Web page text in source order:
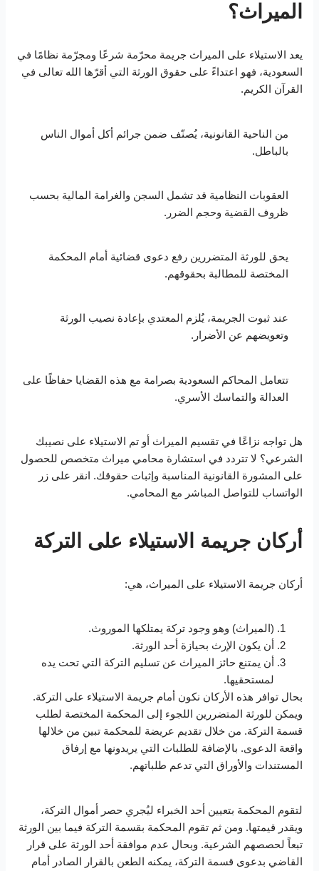
الميراث؟
يعد الاستيلاء على الميراث جريمة محرّمة شرعًا ومجرّمة نظامًا في
السعودية، فهو اعتداءً على حقوق الورثة التي أقرّها الله تعالى في
القرآن الكريم.
من الناحية القانونية، يُصنّف ضمن جرائم أكل أموال الناس
بالباطل.
العقوبات النظامية قد تشمل السجن والغرامة المالية بحسب
ظروف القضية وحجم الضرر.
يحق للورثة المتضررين رفع دعوى قضائية أمام المحكمة
المختصة للمطالبة بحقوقهم.
عند ثبوت الجريمة، يُلزم المعتدي بإعادة نصيب الورثة
وتعويضهم عن الأضرار.
تتعامل المحاكم السعودية بصرامة مع هذه القضايا حفاظًا على
العدالة والتماسك الأسري.
هل تواجه نزاعًا في تقسيم الميراث أو تم الاستيلاء على نصيبك
الشرعي؟ لا تتردد في استشارة محامي ميراث متخصص للحصول
على المشورة القانونية المناسبة وإثبات حقوقك. انقر على زر
الواتساب للتواصل المباشر مع المحامي.
أركان جريمة الاستيلاء على التركة
أركان جريمة الاستيلاء على الميراث، هي:
(الميراث) وهو وجود تركة يمتلكها الموروث.
أن يكون الإرث بحيازة أحد الورثة.
أن يمتنع حائز الميراث عن تسليم التركة التي تحت يده
لمستحقيها.
بحال توافر هذه الأركان نكون أمام جريمة الاستيلاء على التركة.
ويمكن للورثة المتضررين اللجوء إلى المحكمة المختصة لطلب
قسمة التركة. من خلال تقديم عريضة للمحكمة تبين من خلالها
واقعة الدعوى. بالإضافة للطلبات التي يريدونها مع إرفاق
المستندات والأوراق التي تدعم طلباتهم.
لتقوم المحكمة بتعيين أحد الخبراء ليُجري حصر أموال التركة،
ويقدر قيمتها. ومن ثم تقوم المحكمة بقسمة التركة فيما بين الورثة
تبعاً لحصصهم الشرعية. وبحال عدم موافقة أحد الورثة على قرار
القاضي بدعوى قسمة التركة، يمكنه الطعن بالقرار الصادر أمام